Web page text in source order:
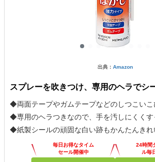
出典： Amazon
スプレーを吹きつけ、専用のヘラでシ
◆両面テープやガムテープなどのしつこい
◆専用のヘラつきなので、手を汚しにくくす
◆紙製シールの頑固な白い跡もかんたんきれ
毎日お得なタイム
セール開催中
24時間
ル毎